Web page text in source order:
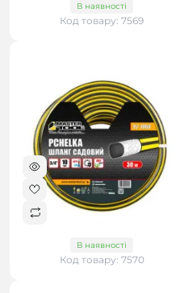
В наявності
Код товару: 7569
В наявності
Код товару: 7570